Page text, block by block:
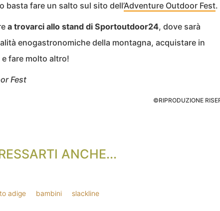
basta fare un salto sul sito dell’Adventure Outdoor Fest.
a trovarci allo stand di Sportoutdoor24, dove sarà
enogastronomiche della montagna, acquistare in
fare molto altro!
Fest
©RIPRODUZIONE
ANCHE...
adige bambini slackline